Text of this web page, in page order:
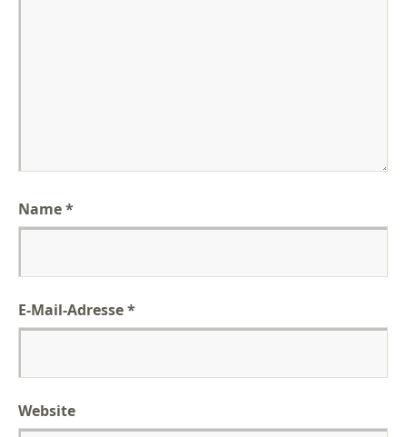
Name*
E-Mail-Adresse*
Website